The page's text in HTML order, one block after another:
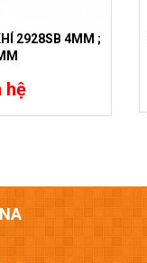
2928SB 4MM ;
hệ